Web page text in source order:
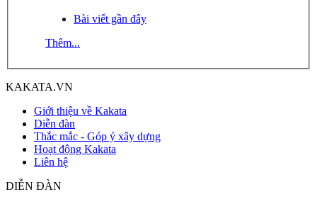
Bài viết gần đây
Thêm...
KAKATA.VN
Giới thiệu về Kakata
Diễn đàn
Thắc mắc - Góp ý xây dựng
Hoạt động Kakata
Liên hệ
DIỄN ĐÀN